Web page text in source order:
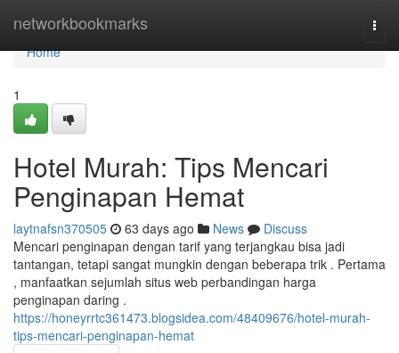
networkbookmarks
Home
Home
1
Hotel Murah: Tips Mencari
Penginapan Hemat
laytnafsn370505 63 days ago News
Discuss
Mencari penginapan dengan tarif yang terjangkau bisa jadi
tantangan, tetapi sangat mungkin dengan beberapa trik . Pertama
, manfaatkan sejumlah situs web perbandingan harga
penginapan daring .
https://honeyrrtc361473.blogsidea.com/48409676/hotel-murah-
tips-mencari-penginapan-hemat